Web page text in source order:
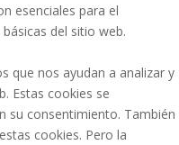
esenciales para el
del sitio web.
que nos ayudan a analizar y
Estas cookies se
su consentimiento. También
cookies. Pero la